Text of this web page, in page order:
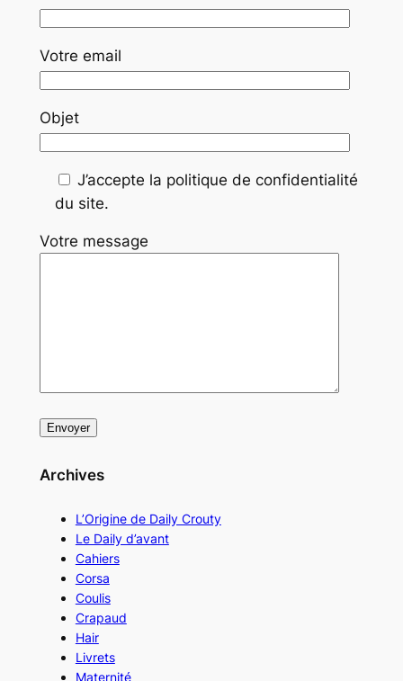
Votre email
Objet
J’accepte la politique de confidentialité
du site.
Votre message
Archives
L’Origine de Daily Crouty
Le Daily d’avant
Cahiers
Corsa
Coulis
Crapaud
Hair
Livrets
Maternité